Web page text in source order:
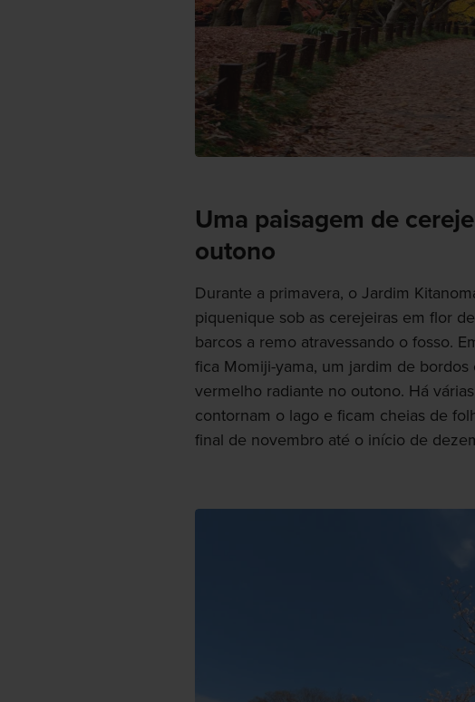
Uma paisagem de
outono
Durante a primavera, o Jardim
piquenique sob as cerejeiras em flor
barcos a remo atravessando o fosso.
fica Momiji-yama, um jardim de
vermelho radiante no outono. Há
contornam o lago e ficam cheias de
final de novembro até o início de